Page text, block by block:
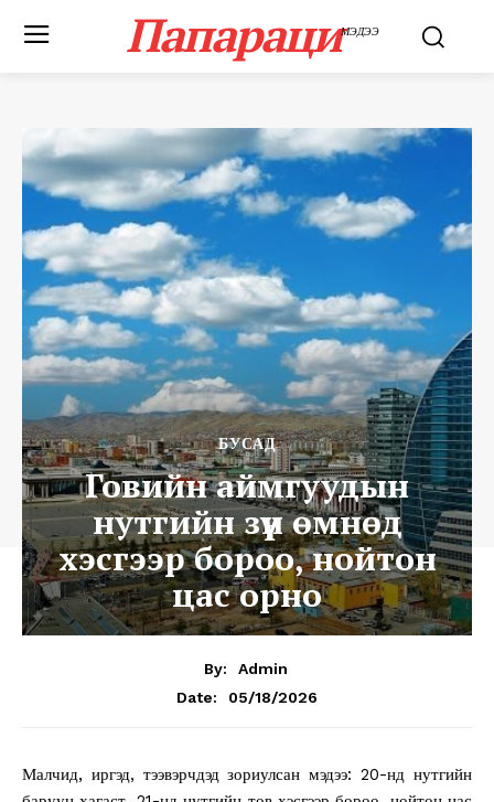
ПапарациМЭДЭЭ
БУСАД
Говийн аймгуудын
нутгийн зүүн өмнөд
хэсгээр бороо, нойтон
цас орно
By:
Admin
Date:
05/18/2026
Малчид, иргэд, тээвэрчдэд зориулсан мэдээ: 20-нд нутгийн